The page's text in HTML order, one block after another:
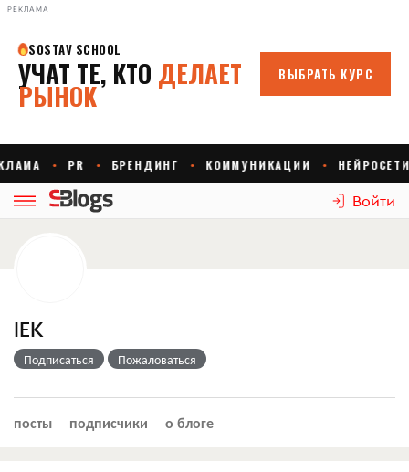
РЕКЛАМА
Войти
IEK
Подписаться Пожаловаться
посты подписчики о блоге